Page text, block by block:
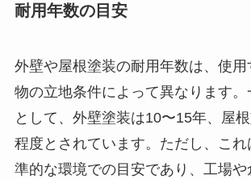
耐用年数の目安
外壁や屋根塗装の耐用年数は、使用
物の立地条件によって異なります。
として、外壁塗装は10〜15年、屋
程度とされています。ただし、こ
準的な環境での目安であり、工場や